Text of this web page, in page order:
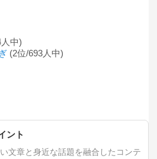
中)
(2位/693人中)
ント
文章と身近な話題を融合したコンテ